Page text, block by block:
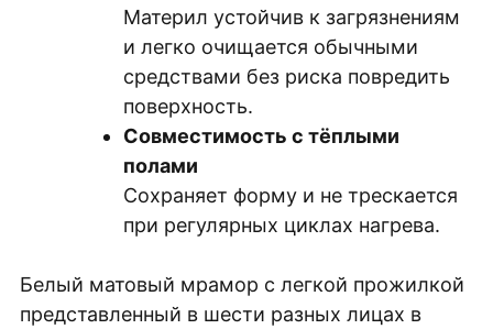
Материл устойчив к загрязнениям
и легко очищается обычными
средствами без риска повредить
поверхность.
Совместимость с тёплыми
полами
Сохраняет форму и не трескается
при регулярных циклах нагрева.
Белый матовый мрамор с легкой прожилкой
представленный в шести разных лицах в